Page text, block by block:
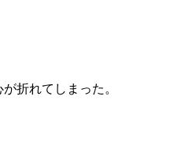
折れてしまった。